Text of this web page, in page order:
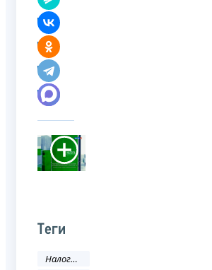
Теги
Налоги и сборы